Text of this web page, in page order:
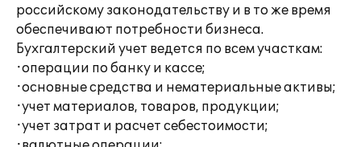
российскому законодательству и в то же время
обеспечивают потребности бизнеса.
Бухгалтерский учет ведется по всем участкам:
·операции по банку и кассе;
·основные средства и нематериальные активы;
·учет материалов, товаров, продукции;
·учет затрат и расчет себестоимости;